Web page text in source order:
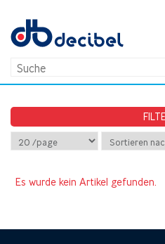
Es wurde kein Artikel gefunden.